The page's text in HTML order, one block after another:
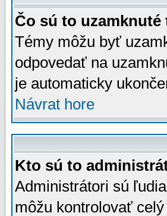
Čo sú to uzamknuté
Témy môžu byť
odpovedať na
je automaticky
Návrat hore
Kto sú to
Administrátori sú
môžu kontrolovať